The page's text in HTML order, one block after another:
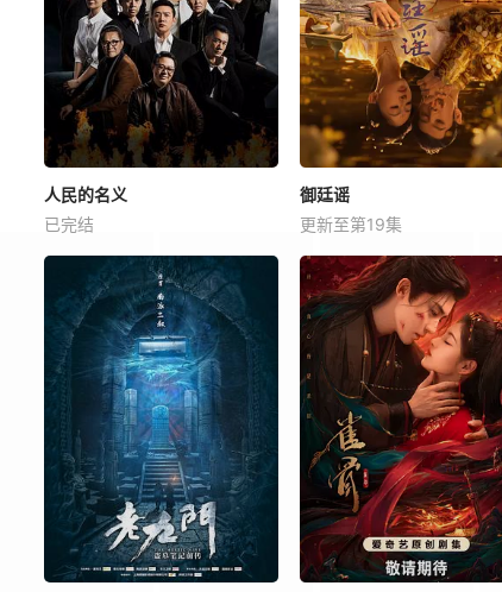
人民的名义
已完结
御廷谣
更新至第19集